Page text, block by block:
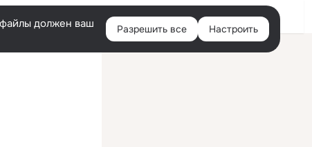
Войти
должен ваш
Разрешить все Настроить